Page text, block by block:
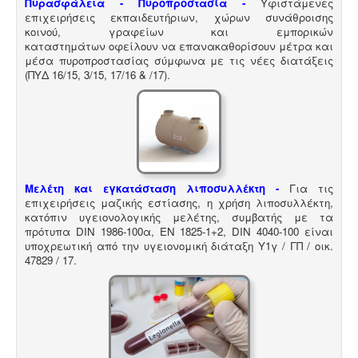
Ανελκυστήρες προσώπων -
Η λειτουργία παλιών
ανελκυστήρων χωρίς στοιχεία νομιμότητας
επιτρέπεται μετά από σύνταξη μελέτης - σχεδιων
ανελκυστήρα, συντήρησης, πιστοποίησης και έκδοσης
βεβαίωσης καταχώρησης στην αρμόδια υπηρεσία.
Ηλεκτροδότηση αρδευτικών γεωτρήσεων - Για την
ηλεκτροδότηση αγροτικών γεωτρήσεων ή
εγκαταστάσεων και την εφαρμογή χαμηλού αγροτικού
τιμολογίου είναι υποχρεωτική η έκδοση άδειας χρήσης
νερού και του Δελτίου Γεωργοτεχνικών και
Γεωργοοικονομικών Στοιχείων..
επιχειρήσεις εκπαιδευτήριων, χώρων συνάθροισης
κοινού, γραφείων και εμπορικών
καταστημάτων οφείλουν να επανακαθορίσουν μέτρα και
μέσα πυροπροστασίας σύμφωνα με τις νέες διατάξεις
(ΠΥΔ 16/15, 3/15, 17/16 & /17).
Μελέτη και εγκατάσταση λιποσυλλέκτη -
Για τις
επιχειρήσεις μαζικής εστίασης, η χρήση λιποσυλλέκτη,
κατόπιν υγειονολογικής μελέτης, συμβατής με τα
πρότυπα DIN 1986-100α, EN 1825-1+2, DIN 4040-100 είναι
υποχρεωτική από την υγειονομική διάταξη Υ1γ / ΓΠ / οικ.
47829 / 17.